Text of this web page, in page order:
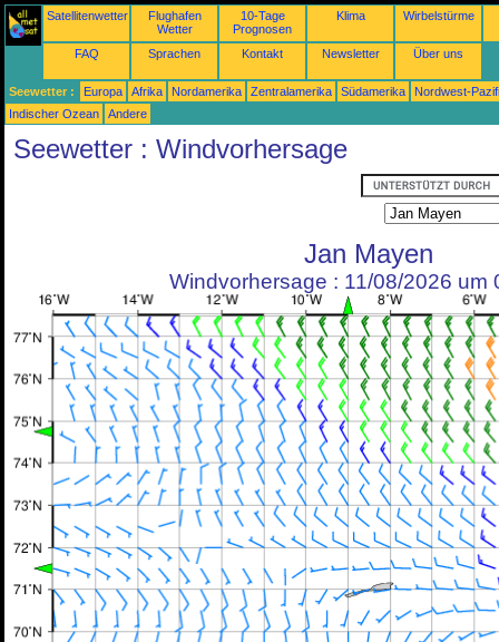
Satellitenwetter
Flughafen
Wetter
10-Tage
Prognosen
Klima Wirbelstürme
FAQ Sprachen Kontakt Newsletter Über uns
Seewetter : Europa Afrika Nordamerika Zentralamerika Südamerika
Nordwest-
Indischer Ozean
Andere
Seewetter : Windvorhersage
Jan Mayen
Windvorhersage : 11/08/2026 um